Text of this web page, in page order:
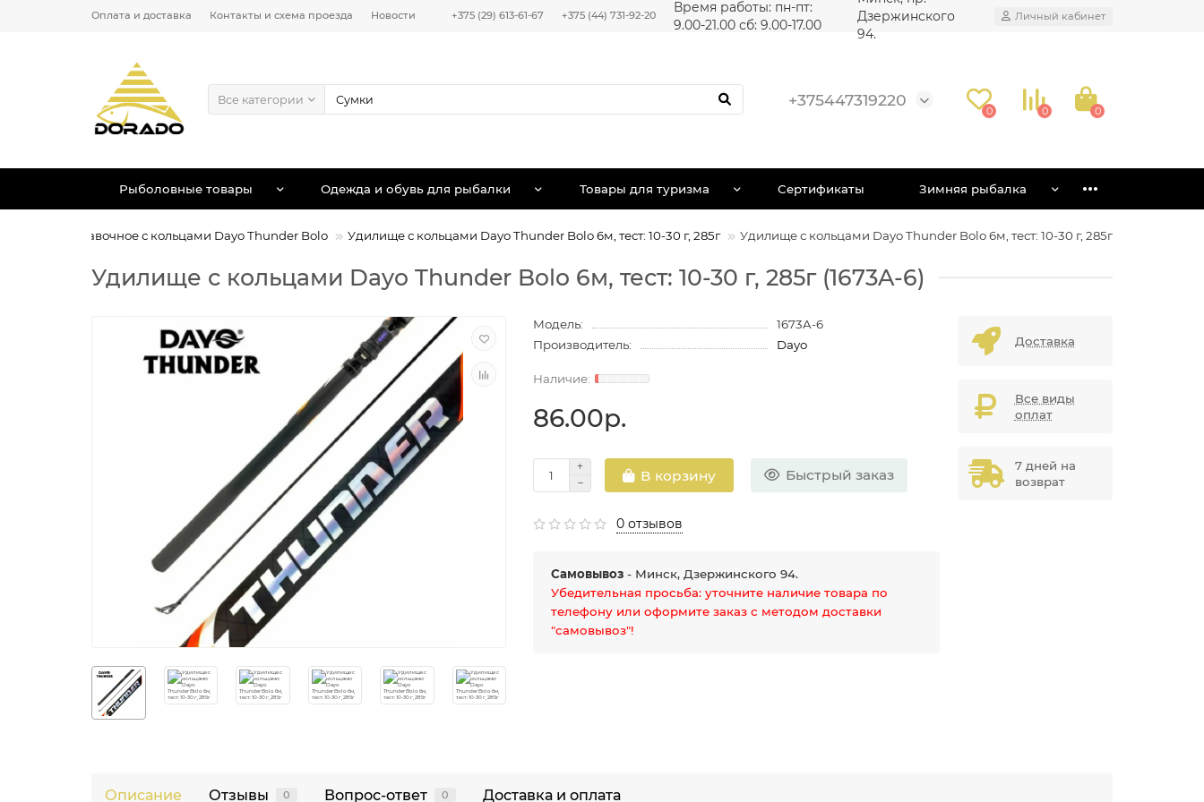
Оплата и доставка Контакты и схема проезда Новости +375 (29) 613-61-67 +375 (44) 731-92-20
Время работы: пн-пт:
9.00-21.00 сб: 9.00-17.00
Дзержинского
94.
Личный кабинет
Все категории +375447319220
0 0 0
Рыболовные товары Одежда и обувь для рыбалки Товары для туризма Сертификаты Зимняя рыбалка
Удочка поплавочное с кольцами Dayo Thunder Bolo Удилище с кольцами Dayo Thunder Bolo 6м, тест: 10-30 г, 285г Удилище с кольцами Dayo Thunder Bolo 6м, тест: 10-30 г, 285г
Удилище с кольцами Dayo Thunder Bolo 6м, тест: 10-30 г, 285г (1673A-6)
Модель:
1673A-6
Производитель:
Dayo
86.00р.
В корзину Быстрый заказ
0 отзывов
Самовывоз - Минск, Дзержинского 94.
Убедительная просьба: уточните наличие товара по
телефону или оформите заказ с методом доставки
"самовывоз"!
Доставка
Все виды
оплат
7 дней на
возврат
Описание Отзывы 0 Вопрос-ответ 0 Доставка и оплата